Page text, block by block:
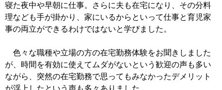
寝た夜中や早朝に仕事。さらに夫も在宅になり、その分料
理なども手が掛かり、家にいるからといって仕事と育児家
事の両立ができるわけではないと学びました。
色々な職種や立場の方の在宅勤務体験をお聞きしました
が、時間を有効に使えてムダがないという歓迎の声も多い
ながら、突然の在宅勤務で思ってもみなかったデメリット